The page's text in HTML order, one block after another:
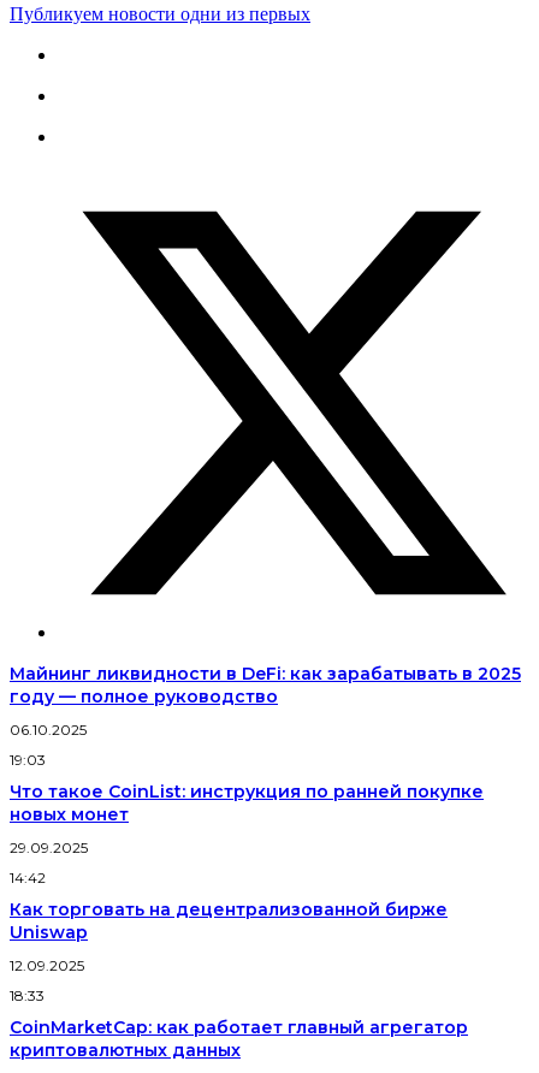
Публикуем новости одни из первых
Майнинг ликвидности в DeFi: как зарабатывать в 2025
году — полное руководство
06.10.2025
19:03
Что такое CoinList: инструкция по ранней покупке
новых монет
29.09.2025
14:42
Как торговать на децентрализованной бирже
Uniswap
12.09.2025
18:33
CoinMarketCap: как работает главный агрегатор
криптовалютных данных